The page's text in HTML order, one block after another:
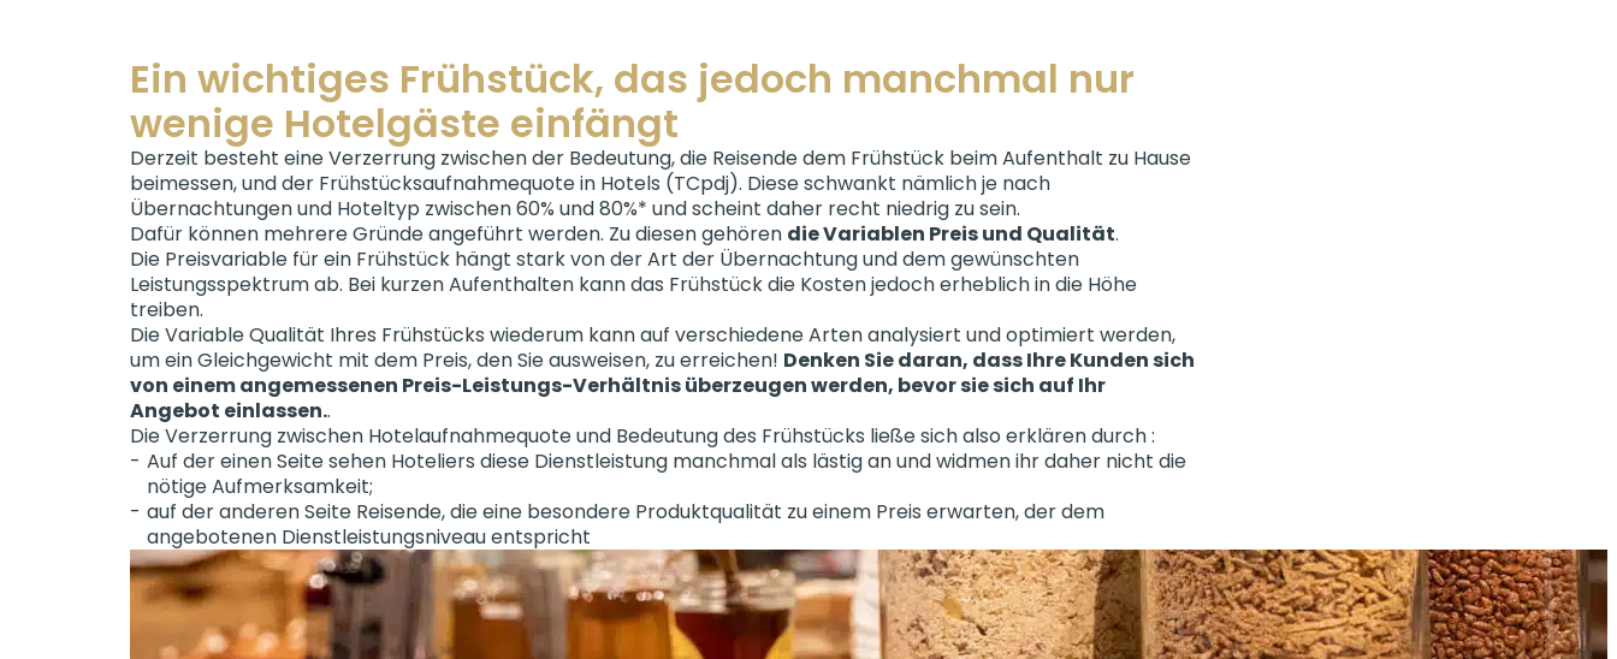
Ein wichtiges Frühstück, das jedoch manchmal nur
wenige Hotelgäste einfängt
Derzeit besteht eine Verzerrung zwischen der Bedeutung, die Reisende dem Frühstück beim Aufenthalt zu Hause
beimessen, und der Frühstücksaufnahmequote in Hotels (TCpdj). Diese schwankt nämlich je nach
Übernachtungen und Hoteltyp zwischen 60% und 80%* und scheint daher recht niedrig zu sein.
Dafür können mehrere Gründe angeführt werden. Zu diesen gehören die Variablen Preis und Qualität.
Die Preisvariable für ein Frühstück hängt stark von der Art der Übernachtung und dem gewünschten
Leistungsspektrum ab. Bei kurzen Aufenthalten kann das Frühstück die Kosten jedoch erheblich in die Höhe
treiben.
Die Variable Qualität Ihres Frühstücks wiederum kann auf verschiedene Arten analysiert und optimiert werden,
um ein Gleichgewicht mit dem Preis, den Sie ausweisen, zu erreichen! Denken Sie daran, dass Ihre Kunden sich
von einem angemessenen Preis-Leistungs-Verhältnis überzeugen werden, bevor sie sich auf Ihr
Angebot einlassen..
Die Verzerrung zwischen Hotelaufnahmequote und Bedeutung des Frühstücks ließe sich also erklären durch :
Auf der einen Seite sehen Hoteliers diese Dienstleistung manchmal als lästig an und widmen ihr daher nicht die
nötige Aufmerksamkeit;
auf der anderen Seite Reisende, die eine besondere Produktqualität zu einem Preis erwarten, der dem
angebotenen Dienstleistungsniveau entspricht